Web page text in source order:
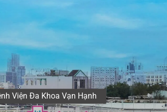
Viện Đa Khoa Vạn Hạnh